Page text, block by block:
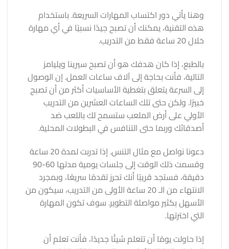
وهنا يأتي دور اكتساب المهارات السريعة. باستخدام
هذه التقنية، يمكنك أن تصبح جيدًا نسبيًا في أي مهارة
خلال 20 ساعة فقط من التدريب.
بالطبع، إذا كان هدفك هو أن تصبح سيرينا ويليامز
التالية، فأنت بحاجة إلى آلاف ساعات العمل. إن الوصول
إلى السرعة يتعلق بتغطية الأساسيات أكثر من أن تصبح
خبيرًا. ولكن حتى تلك الساعات العشرين من التدريب
الأولي على أرض الملعب ستسمح لك باللعب ضد
أصدقائك وربما حتى التنافس في البطولات المحلية.
دعونا نواصل مع مثال التنس. إذا تدربت لمدة 20 ساعة
وقسمت ذلك الوقت إلى جلسات يومية مدتها 60-90
دقيقة، فستجد قريبًا أنك تحرز تقدمًا سريعًا، وبمجرد
الانتهاء من الـ 20 ساعة الأولى من التدريب، سيكون من
الأسهل بكثير مواصلة التطوير. سوف تكون المهارة
التي اخترتها.
إذا حاولت يومًا أن تتعلم شيئًا جديدًا، فأنت تعلم أن